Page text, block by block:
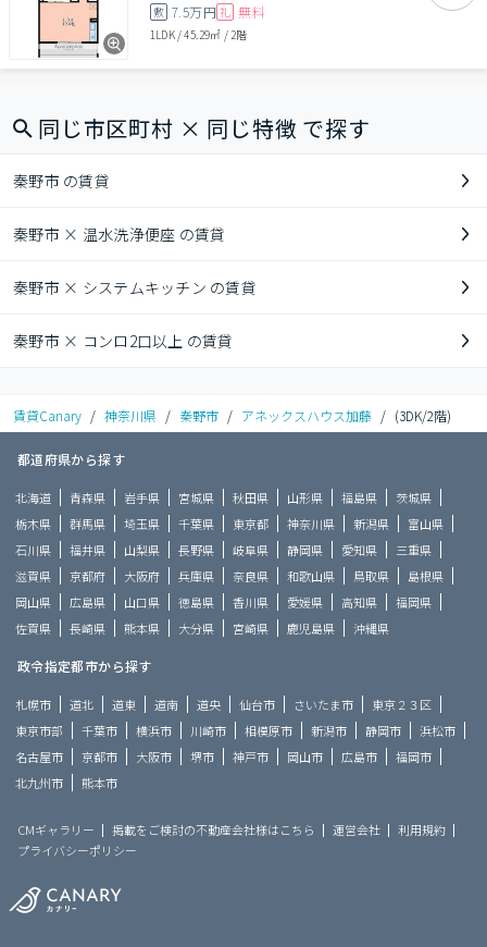
敷 7.5万円 礼 無料
1LDK/45.29㎡ / 2階
同じ市区町村 × 同じ特徴 で探す
秦野市 の賃貸
秦野市 × 温水洗浄便座 の賃貸
秦野市 × システムキッチン の賃貸
秦野市 × コンロ2口以上 の賃貸
賃貸Canary / 神奈川県 / 秦野市 / アネックスハウス加藤 / (3DK/2階)
都道府県から探す
北海道 青森県 岩手県 宮城県 秋田県 山形県 福島県
茨城県
栃木県
群馬県 埼玉県 千葉県 東京都 神奈川県 新潟県
富山県
石川県
福井県 山梨県 長野県 岐阜県 静岡県 愛知県
三重県
滋賀県
京都府 大阪府 兵庫県 奈良県 和歌山県 鳥取県
島根県
岡山県
広島県 山口県 徳島県 香川県 愛媛県 高知県
福岡県
佐賀県
長崎県 熊本県 大分県 宮崎県 鹿児島県 沖縄県
政令指定都市から探す
札幌市 道北 道東 道南 道央 仙台市 さいたま市
東京２３区
東京市部
千葉市 横浜市 川崎市 相模原市 新潟市 静岡市
浜松市
名古屋市
京都市 大阪市 堺市 神戸市 岡山市 広島市
福岡市
北九州市
熊本市
CMギャラリー 掲載をご検討の不動産会社様はこちら 運営会社
利用規約
プライバシーポリシー